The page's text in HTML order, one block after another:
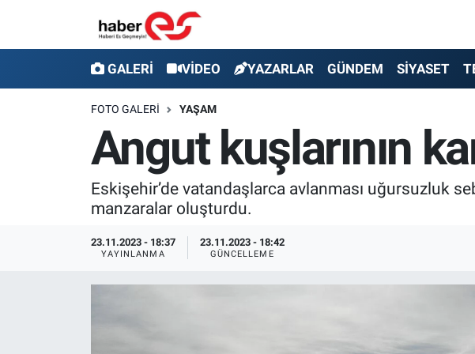
GALERİ VİDEO YAZARLAR GÜNDEM SİYASET
FOTO GALERI YAŞAM
Angut kuşlarının
Eskişehir’de vatandaşlarca avlanması uğursuzluk
manzaralar oluşturdu.
23.11.2023 - 18:37
YAYINLANMA
23.11.2023 - 18:42
GÜNCELLEME
YAZARLAR
GÜNDEM
TEKNOLOJİ
Eskişehir Nöbetçi Eczaneler
Eskişehir Hava Durumu
Eskişehir Trafik Yoğunluk Haritası
Süper Lig Puan Durumu ve Fikstür
Son Dakika Haberleri